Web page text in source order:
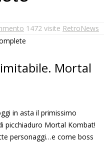
1472 visite RetroNews
Mortal
in asta il primissimo
picchiaduro Mortal Kombat!
personaggi…e come boss